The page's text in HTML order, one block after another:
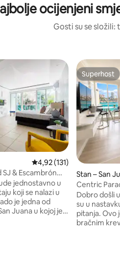
ocijenjeni
Gosti su se
Prosječna ocjena: 4,92/5,
4,92 (131)
& Escambrón
jednostavno u
koji se nalazi u
je jedna od
Juana u kojoj je
Superhost
Superhost
Stan – San
Centric
krstarenje
Dobro došli
su u
pitanja. Ovo
bračnim